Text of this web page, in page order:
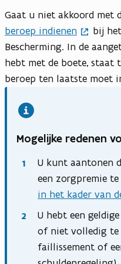
Gaat u niet akkoord met
beroep indienen
bij
Bescherming. In de
hebt met de boete, staat
beroep ten laatste moet
Mogelijke redenen
U kunt aantonen
een zorgpremie
in het kader van
U hebt een
of niet volledig te
faillissement of